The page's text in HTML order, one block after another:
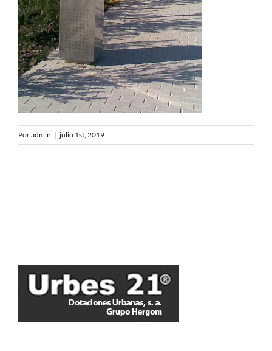
Poradmin | julio 1st, 2019